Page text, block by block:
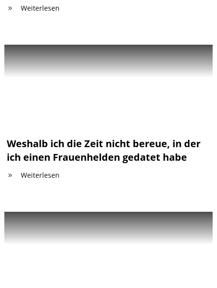
Weiterlesen
Weshalb ich die Zeit nicht bereue, in der
ich einen Frauenhelden gedatet habe
Weiterlesen